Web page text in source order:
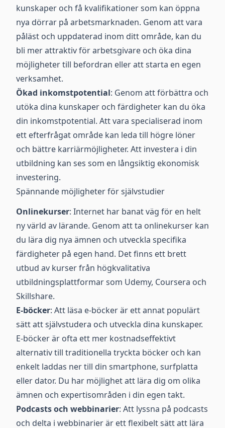
kunskaper och få kvalifikationer som kan öppna
nya dörrar på arbetsmarknaden. Genom att vara
påläst och uppdaterad inom ditt område, kan du
bli mer attraktiv för arbetsgivare och öka dina
möjligheter till befordran eller att starta en egen
verksamhet.
Ökad inkomstpotential: Genom att förbättra och
utöka dina kunskaper och färdigheter kan du öka
din inkomstpotential. Att vara specialiserad inom
ett efterfrågat område kan leda till högre löner
och bättre karriärmöjligheter. Att investera i din
utbildning kan ses som en långsiktig ekonomisk
investering.
Spännande möjligheter för självstudier
Onlinekurser: Internet har banat väg för en helt
ny värld av lärande. Genom att ta onlinekurser kan
du lära dig nya ämnen och utveckla specifika
färdigheter på egen hand. Det finns ett brett
utbud av kurser från högkvalitativa
utbildningsplattformar som Udemy, Coursera och
Skillshare.
E-böcker: Att läsa e-böcker är ett annat populärt
sätt att självstudera och utveckla dina kunskaper.
E-böcker är ofta ett mer kostnadseffektivt
alternativ till traditionella tryckta böcker och kan
enkelt laddas ner till din smartphone, surfplatta
eller dator. Du har möjlighet att lära dig om olika
ämnen och expertisområden i din egen takt.
Podcasts och webbinarier: Att lyssna på podcasts
och delta i webbinarier är ett flexibelt sätt att lära